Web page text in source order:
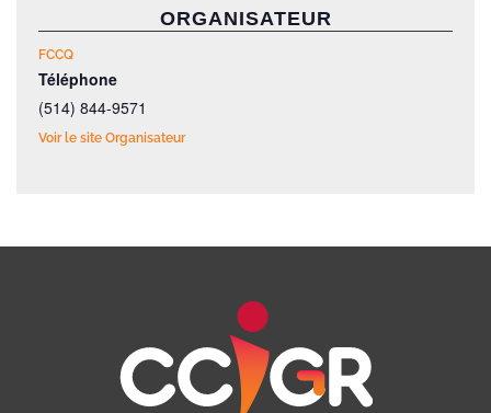
ORGANISATEUR
FCCQ
Téléphone
(514) 844-9571
Voir le site Organisateur